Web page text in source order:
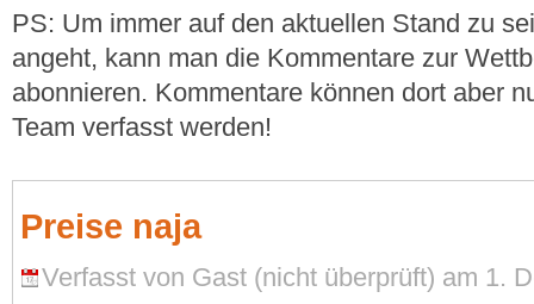
PS: Um immer auf den aktuellen Stand zu
angeht, kann man die Kommentare zur
abonnieren. Kommentare können dort aber
Team verfasst werden!
Preise naja
Verfasst von Gast (nicht überprüft) am 1.